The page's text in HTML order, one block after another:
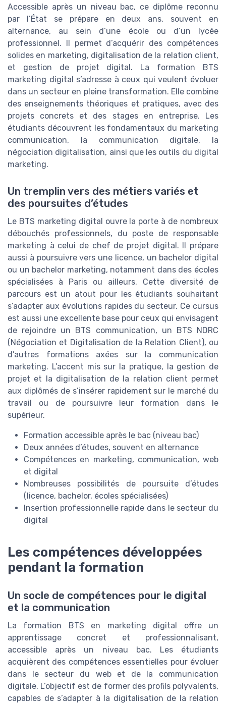
Accessible après un niveau bac, ce diplôme reconnu
par l’État se prépare en deux ans, souvent en
alternance, au sein d’une école ou d’un lycée
professionnel. Il permet d’acquérir des compétences
solides en marketing, digitalisation de la relation client,
et gestion de projet digital. La formation BTS
marketing digital s’adresse à ceux qui veulent évoluer
dans un secteur en pleine transformation. Elle combine
des enseignements théoriques et pratiques, avec des
projets concrets et des stages en entreprise. Les
étudiants découvrent les fondamentaux du marketing
communication, la communication digitale, la
négociation digitalisation, ainsi que les outils du digital
marketing.
Un tremplin vers des métiers variés et
des poursuites d’études
Le BTS marketing digital ouvre la porte à de nombreux
débouchés professionnels, du poste de responsable
marketing à celui de chef de projet digital. Il prépare
aussi à poursuivre vers une licence, un bachelor digital
ou un bachelor marketing, notamment dans des écoles
spécialisées à Paris ou ailleurs. Cette diversité de
parcours est un atout pour les étudiants souhaitant
s’adapter aux évolutions rapides du secteur. Ce cursus
est aussi une excellente base pour ceux qui envisagent
de rejoindre un BTS communication, un BTS NDRC
(Négociation et Digitalisation de la Relation Client), ou
d’autres formations axées sur la communication
marketing. L’accent mis sur la pratique, la gestion de
projet et la digitalisation de la relation client permet
aux diplômés de s’insérer rapidement sur le marché du
travail ou de poursuivre leur formation dans le
supérieur.
Formation accessible après le bac (niveau bac)
Deux années d’études, souvent en alternance
Compétences en marketing, communication, web
et digital
Nombreuses possibilités de poursuite d’études
(licence, bachelor, écoles spécialisées)
Insertion professionnelle rapide dans le secteur du
digital
Les compétences développées
pendant la formation
Un socle de compétences pour le digital
et la communication
La formation BTS en marketing digital offre un
apprentissage concret et professionnalisant,
accessible après un niveau bac. Les étudiants
acquièrent des compétences essentielles pour évoluer
dans le secteur du web et de la communication
digitale. L’objectif est de former des profils polyvalents,
capables de s’adapter à la digitalisation de la relation